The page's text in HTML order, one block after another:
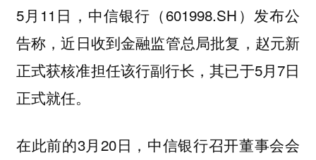
5月11日，中信银行（601998.SH）发布公
告称，近日收到金融监管总局批复，赵元新
正式获核准担任该行副行长，其已于5月7日
正式就任。
在此前的3月20日，中信银行召开董事会会